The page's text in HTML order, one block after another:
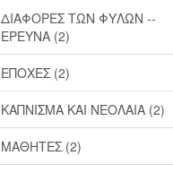
ΔΙΑΦΟΡΕΣ ΤΩΝ ΦΥΛΩΝ --
ΕΡΕΥΝΑ (2)
ΕΠΟΧΕΣ (2)
ΚΑΠΝΙΣΜΑ ΚΑΙ ΝΕΟΛΑΙΑ (2)
ΜΑΘΗΤΕΣ (2)